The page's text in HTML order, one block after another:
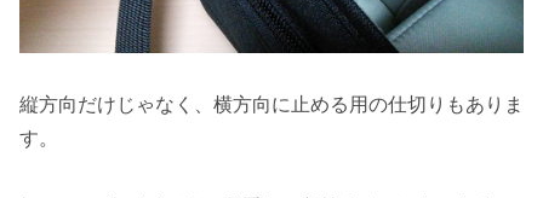
縦方向だけじゃなく、横方向に止める用の仕切りもありま
す。